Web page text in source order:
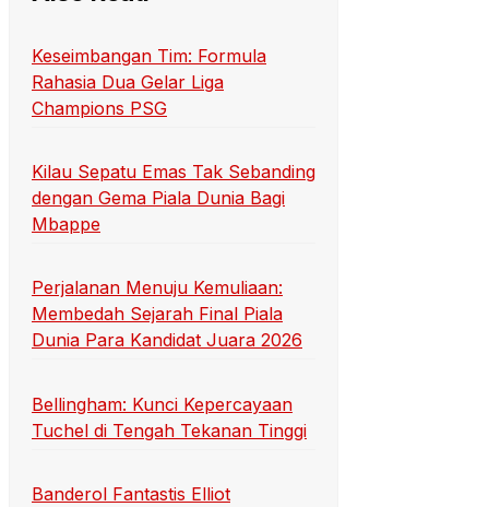
Keseimbangan Tim: Formula
Rahasia Dua Gelar Liga
Champions PSG
Kilau Sepatu Emas Tak Sebanding
dengan Gema Piala Dunia Bagi
Mbappe
Perjalanan Menuju Kemuliaan:
Membedah Sejarah Final Piala
Dunia Para Kandidat Juara 2026
Bellingham: Kunci Kepercayaan
Tuchel di Tengah Tekanan Tinggi
Banderol Fantastis Elliot